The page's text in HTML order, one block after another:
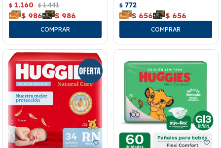
$ 1.160 $ 1.441
$ 986 $ 986
$ 772
$ 656 $ 656